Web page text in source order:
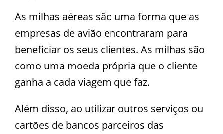
As milhas aéreas são uma forma que as
empresas de avião encontraram para
beneficiar os seus clientes. As milhas são
como uma moeda própria que o cliente
ganha a cada viagem que faz.
Além disso, ao utilizar outros serviços ou
cartões de bancos parceiros das